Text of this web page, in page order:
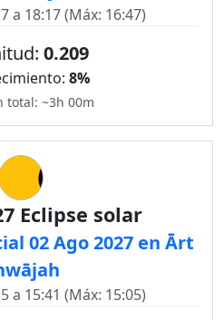
a 18:17 (Máx: 16:47)
0.209
8%
total: ~3h 00m
Eclipse solar
02 Ago 2027 en Ārt
a 15:41 (Máx: 15:05)